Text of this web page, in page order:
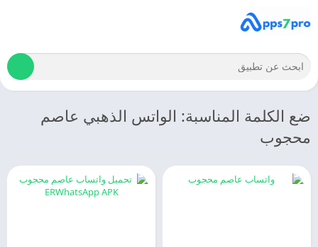
ضع الكلمة المناسبة: الواتس الذهبي عاصم
محجوب